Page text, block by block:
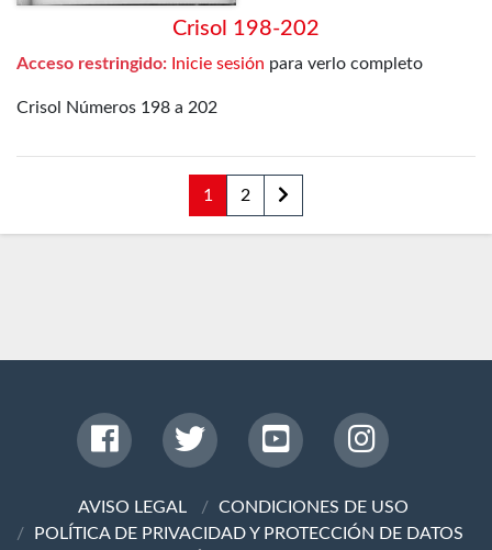
Crisol 198-202
Acceso restringido: Inicie sesión para verlo completo
Crisol Números 198 a 202
1 2
AVISO LEGAL
CONDICIONES DE USO
POLÍTICA DE PRIVACIDAD Y PROTECCIÓN DE DATOS